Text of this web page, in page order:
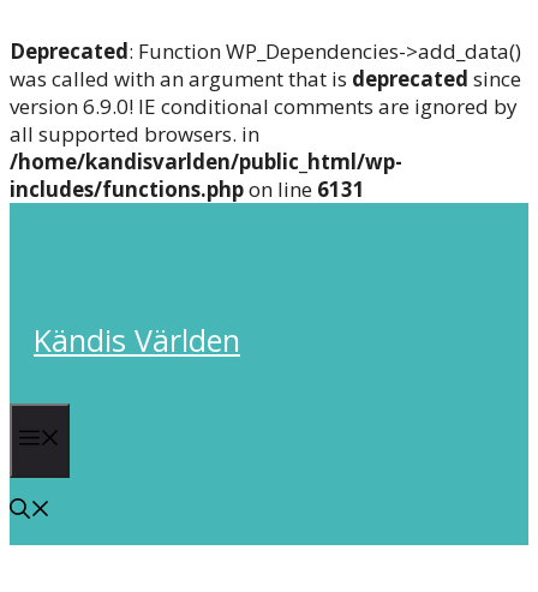
Deprecated: Function WP_Dependencies->add_data()
was called with an argument that is deprecated since
version 6.9.0! IE conditional comments are ignored by
all supported browsers. in
/home/kandisvarlden/public_html/wp-
includes/functions.phpon line 6131
Kändis Världen